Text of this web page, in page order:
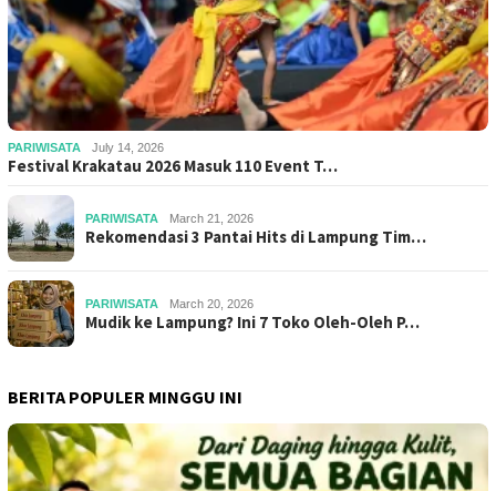
PARIWISATA July 14, 2026
Festival Krakatau 2026 Masuk 110 Event T…
PARIWISATA March 21, 2026
Rekomendasi 3 Pantai Hits di Lampung Tim…
PARIWISATA March 20, 2026
Mudik ke Lampung? Ini 7 Toko Oleh-Oleh P…
BERITA POPULER MINGGU INI